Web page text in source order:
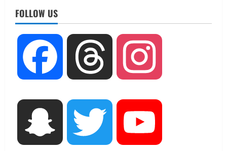
FOLLOW US
Facebook Threads
Snapchat Twitter
August 7, 2026
UTTARAKHAND NEWS
जिलाधिकारी/जिला निर्वाचन अधिकारी ने
सहसपुर विधानसभा क्षेत्र के पोलिंग बूथों का
August 6, 2026
UTTARAKHAND NEWS
तीलू रौतेली पुरस्कार के लिए 13 वीरांगनाओं का
चयन : रेखा आर्या